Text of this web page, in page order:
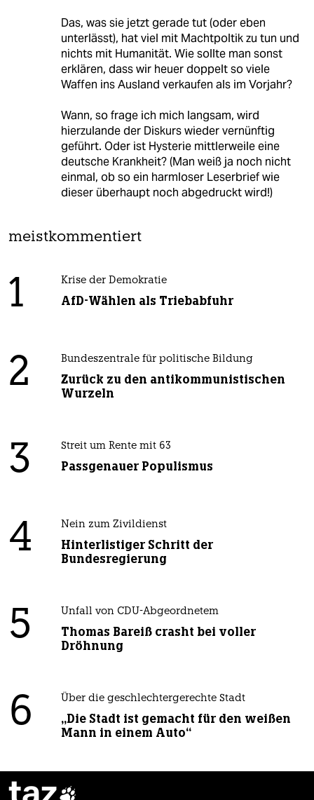
Das, was sie jetzt gerade tut (oder eben
unterlässt), hat viel mit Machtpoltik zu tun und
nichts mit Humanität. Wie sollte man sonst
erklären, dass wir heuer doppelt so viele
Waffen ins Ausland verkaufen als im Vorjahr?
Wann, so frage ich mich langsam, wird
hierzulande der Diskurs wieder vernünftig
geführt. Oder ist Hysterie mittlerweile eine
deutsche Krankheit? (Man weiß ja noch nicht
einmal, ob so ein harmloser Leserbrief wie
dieser überhaupt noch abgedruckt wird!)
meistkommentiert
1 Krise der Demokratie
AfD-Wählen als Triebabfuhr
2 Bundeszentrale für politische Bildung
Zurück zu den antikommunistischen
Wurzeln
3 Streit um Rente mit 63
Passgenauer Populismus
4 Nein zum Zivildienst
Hinterlistiger Schritt der
Bundesregierung
5 Unfall von CDU-Abgeordnetem
Thomas Bareiß crasht bei voller
Dröhnung
6 Über die geschlechtergerechte Stadt
„Die Stadt ist gemacht für den weißen
Mann in einem Auto“